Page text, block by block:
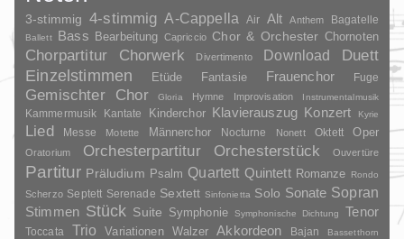
3-stimmig 4-stimmig A-Cappella Air Alt Anthem Bagatelle
Ballett Bass Bearbeitung Capriccio Chor & Orchester Chornoten
Chorpartitur Chorwerk Divertimento Download
Duett
Einzelstimmen
Etüde Fantasie Frauenchor Fuge
Gemischter Chor Gloria Hymne Improvisation Instrumentalmusik
Kammermusik Kantate Kinderchor Klavierauszug Konzert Kyrie
Lied Messe Motette Männerchor Nocturne Nonett Oktett Oper
Oratorium Orchesterpartitur Orchesterstück Ouvertüre
Partitur Präludium Psalm Quartett Quintett Romanze Rondo
Scherzo Septett Serenade Sextett Sinfonietta Solo Sonate Sopran
Stimmen Stück Suite Symphonie Symphonische Dichtung Tenor
Toccata Trio Variationen Walzer Akkordeon Bajan Bassetthorn